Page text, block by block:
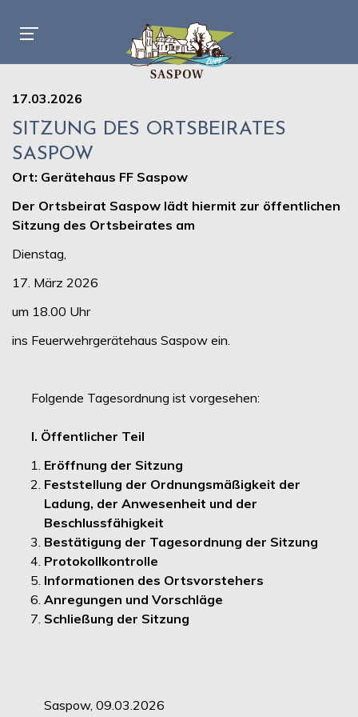
17.03.2026
SITZUNG DES ORTSBEIRATES
SASPOW
Ort: Gerätehaus FF Saspow
Der Ortsbeirat Saspow lädt hiermit zur öffentlichen
Sitzung des Ortsbeirates am
Dienstag,
17. März 2026
um 18.00 Uhr
ins Feuerwehrgerätehaus Saspow ein.
Folgende Tagesordnung ist vorgesehen:
I. Öffentlicher Teil
Eröffnung der Sitzung
Feststellung der Ordnungsmäßigkeit der
Ladung, der Anwesenheit und der
Beschlussfähigkeit
Bestätigung der Tagesordnung der Sitzung
Protokollkontrolle
Informationen des Ortsvorstehers
Anregungen und Vorschläge
Schließung der Sitzung
Saspow, 09.03.2026